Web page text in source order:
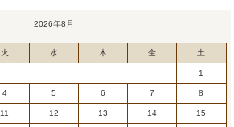
2026年8月
火 水 木 金 土
1
4 5 6 7 8
11 12 13 14 15